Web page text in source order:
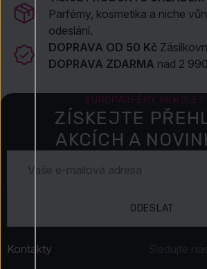
Parfémy, kosmetika a niche
odeslání.
DOPRAVA OD 50 Kč
DOPRAVA ZDARMA nad 2
EUROPARFÉMY
ZÍSKEJTE
AKCÍCH A
ODESLAT
Kontakty
Sledujte